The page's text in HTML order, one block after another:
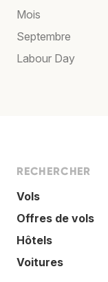
Mois
Septembre
Labour Day
RECHERCHER
Vols
Offres de vols
Hôtels
Voitures